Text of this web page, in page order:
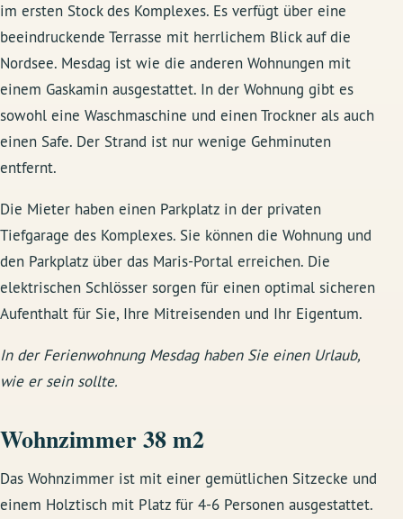
im ersten Stock des Komplexes. Es verfügt über eine
beeindruckende Terrasse mit herrlichem Blick auf die
Nordsee. Mesdag ist wie die anderen Wohnungen mit
einem Gaskamin ausgestattet. In der Wohnung gibt es
sowohl eine Waschmaschine und einen Trockner als auch
einen Safe. Der Strand ist nur wenige Gehminuten
entfernt.
Die Mieter haben einen Parkplatz in der privaten
Tiefgarage des Komplexes. Sie können die Wohnung und
den Parkplatz über das Maris-Portal erreichen. Die
elektrischen Schlösser sorgen für einen optimal sicheren
Aufenthalt für Sie, Ihre Mitreisenden und Ihr Eigentum.
In der Ferienwohnung Mesdag haben Sie einen Urlaub,
wie er sein sollte.
Wohnzimmer 38 m2
Das Wohnzimmer ist mit einer gemütlichen Sitzecke und
einem Holztisch mit Platz für 4-6 Personen ausgestattet.